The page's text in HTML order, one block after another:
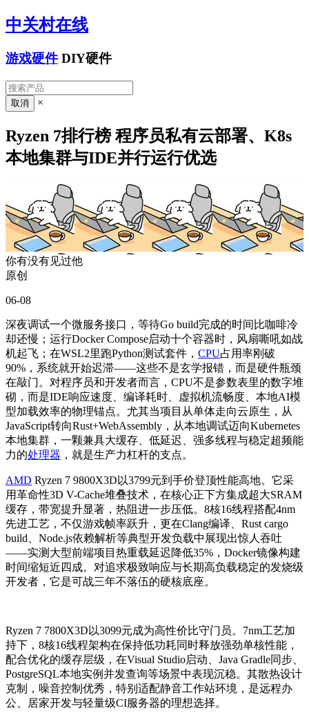
中关村在线
游戏硬件 DIY硬件
×
Ryzen 7排行榜 程序员私有云部署、K8s
本地集群与IDE并行运行优选
你有没有见过他
原创
06-08
深夜调试一个微服务接口，等待Go build完成的时间比咖啡冷
却还慢；运行Docker Compose启动十个容器时，风扇嘶吼如战
机起飞；在WSL2里跑Python测试套件， CPU占用率刚破
90%，系统就开始迟滞——这些不是玄学报错，而是硬件瓶颈
在敲门。对程序员和开发者而言，CPU不是参数表里的数字堆
砌，而是IDE响应速度、编译耗时、虚拟机流畅度、本地AI模
型加载效率的物理锚点。尤其当项目从单体走向云原生，从
JavaScript转向Rust+WebAssembly，从本地调试迈向Kubernetes
本地集群，一颗兼具大缓存、低延迟、强多线程与稳定超频能
力的处理器 ，就是生产力杠杆的支点。
AMD Ryzen 7 9800X3D以3799元到手价登顶性能高地。它采
用革命性3D V-Cache堆叠技术，在核心正下方集成超大SRAM
缓存，带宽提升显著，热阻进一步压低。8核16线程搭配4nm
先进工艺，不仅游戏帧率跃升，更在Clang编译、Rust cargo
build、Node.js依赖解析等典型开发负载中展现出惊人吞吐
——实测大型前端项目热重载延迟降低35%，Docker镜像构建
时间缩短近四成。对追求极致响应与长期高负载稳定的发烧级
开发者，它是可战三年不落伍的硬核底座。
Ryzen 7 7800X3D以3099元成为高性价比守门员。7nm工艺加
持下，8核16线程架构在保持低功耗同时释放强劲单核性能，
配合优化的缓存层级，在Visual Studio启动、Java Gradle同步、
PostgreSQL本地实例并发查询等场景中表现沉稳。其散热设计
克制，噪音控制优秀，特别适配静音工作站环境，是远程办
公、居家开发与轻量级CI服务器的理想选择。